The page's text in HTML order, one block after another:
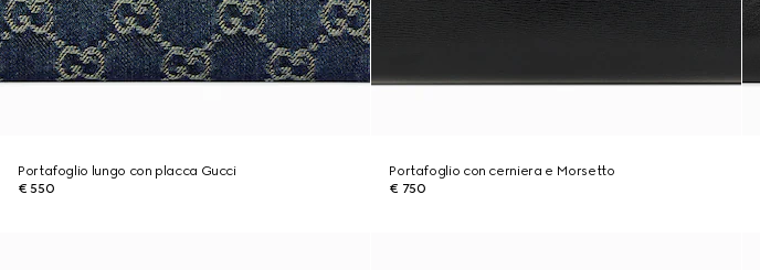
Portafoglio lungo con placca Gucci
€ 550
Portafoglio con cerniera e Morsetto
€ 750